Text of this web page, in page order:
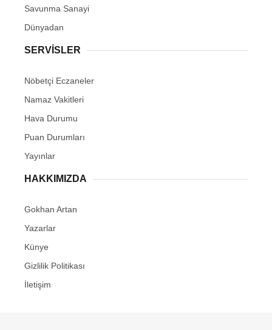
Savunma Sanayi
Dünyadan
SERVİSLER
Nöbetçi Eczaneler
Namaz Vakitleri
Hava Durumu
Puan Durumları
Yayınlar
HAKKIMIZDA
Gokhan Artan
Yazarlar
Künye
Gizlilik Politikası
İletişim